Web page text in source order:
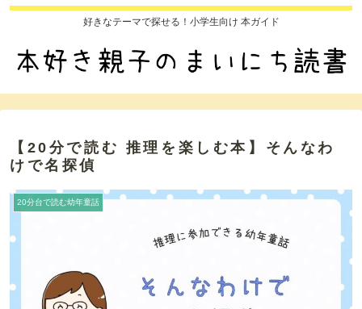
好きなテーマで探せる！小学生向け 本ガイド
【20分で読む 推理を楽しむ本】そんなわ
けで名探偵
20分台で読む幼年童話